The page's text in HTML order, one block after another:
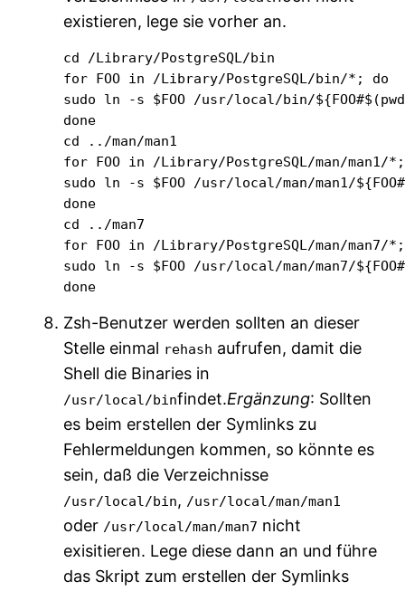
existieren, lege sie vorher an.
cd /Library/PostgreSQL/bin
for FOO in /Library/PostgreSQL/bin/*; do
sudo ln -s $FOO /usr/local/bin/
done
cd ../man/man1
for FOO in /Library/PostgreSQL/man/man1/
sudo ln -s $FOO /usr/local/man/man1/
done
cd ../man7
for FOO in /Library/PostgreSQL/man/man7/
sudo ln -s $FOO /usr/local/man/man7/
done
Zsh-Benutzer werden sollten an dieser
Stelle einmal rehash aufrufen, damit die
Shell die Binaries in
/usr/local/binfindet.Ergänzung: Sollten
es beim erstellen der Symlinks zu
Fehlermeldungen kommen, so könnte es
sein, daß die Verzeichnisse
/usr/local/bin, /usr/local/man/man1
oder /usr/local/man/man7 nicht
exisitieren. Lege diese dann an und führe
das Skript zum erstellen der Symlinks